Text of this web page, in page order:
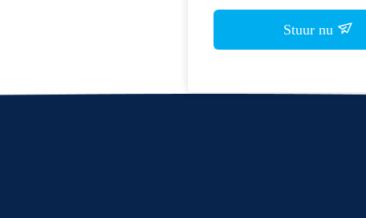
Stuur nu